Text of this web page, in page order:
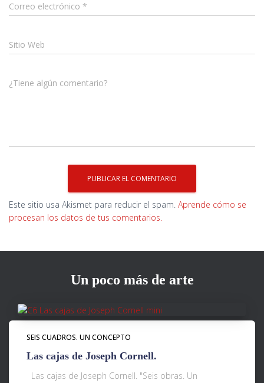
Correo electrónico *
Sitio Web
¿Tiene algún comentario?
Este sitio usa Akismet para reducir el spam. Aprende cómo se
procesan los datos de tus comentarios.
Un poco más de arte
SEIS CUADROS. UN CONCEPTO
Las cajas de Joseph Cornell.
Las cajas de Joseph Cornell. "Seis obras. Un